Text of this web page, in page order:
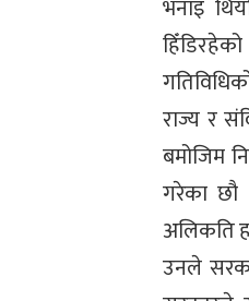
भनाइ
राज्य र
बमोजिम
गरेका छौ
अलिकति
उनले